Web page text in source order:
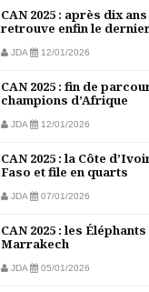
CAN 2025 : après dix
retrouve enfin le
JDA 12/01/2026
CAN 2025 : fin de
champions d’Afrique
JDA 12/01/2026
CAN 2025 : la Côte
Faso et file en quarts
JDA 07/01/2026
CAN 2025 : les
Marrakech
JDA 05/01/2026